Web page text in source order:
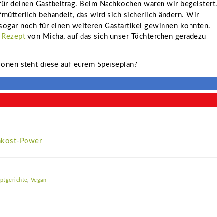
deinen Gastbeitrag. Beim Nachkochen waren wir begeistert.
behandelt, das wird sich sicherlich ändern. Wir
noch für einen weiteren Gastartikel gewinnen konnten.
von Micha, auf das sich unser Töchterchen geradezu
steht diese auf eurem Speiseplan?
Vegan